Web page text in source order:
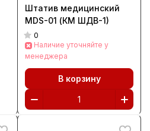
Штатив медицинский
MDS-01 (КМ ШДВ-1)
0
Наличие уточняйте у
менеджера
В корзину